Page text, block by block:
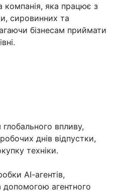
компанія, яка працює з
сировинних та
бізнесам приймати
впливу,
днів відпустки,
техніки.
АІ-агентів,
допомогою агентного